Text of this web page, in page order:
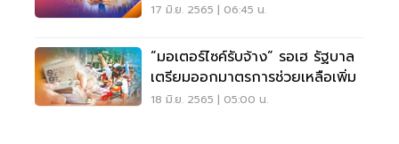
17 มิ.ย. 2565 | 06:45 น.
“มอเตอร์ไซค์รับจ้าง” รอเฮ รัฐบาล
เตรียมออกมาตรการช่วยเหลือเพิ่ม
18 มิ.ย. 2565 | 05:00 น.